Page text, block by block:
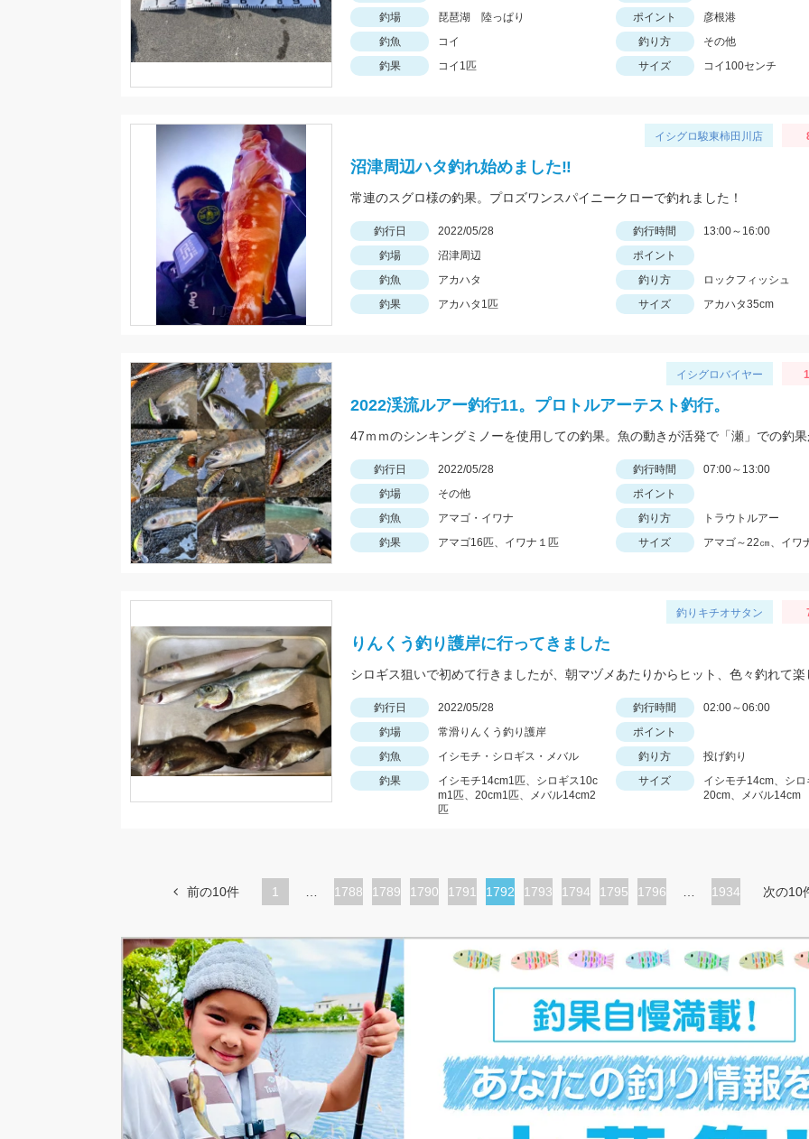
釣場
琵琶湖 陸っぱり ポイント
彦根港
釣魚
コイ 釣り方
その他
釣果
コイ1匹 サイズ コイ100センチ
イシグロ駿東柿田川店
沼津周辺ハタ釣れ始めました‼
常連のスグロ様の釣果。プロズワンスパイニークローで釣れました！
釣行日 2022/05/28 釣行時間
13:00～16:00
釣場
沼津周辺
ポイント
釣魚
アカハタ 釣り方
ロックフィッシュ
釣果
アカハタ1匹 サイズ アカハタ35cm
イシグロバイヤー
2022渓流ルアー釣行11。プロトルアーテスト釣行。
釣行日 2022/05/28 釣行時間
07:00～13:00
釣場
その他
ポイント
釣魚
アマゴ・イワナ 釣り方
トラウトルアー
釣果
アマゴ16匹、イワナ１匹 サイズ アマゴ～22㎝、イワ
釣りキチオサタン
りんくう釣り護岸に行ってきました
釣行日 2022/05/28 釣行時間
02:00～06:00
釣場
常滑りんくう釣り護岸
ポイント
釣魚
イシモチ・シロギス・メバル 釣り方
投げ釣り
釣果
イシモチ14cm1匹、シロギス10c
m1匹、20cm1匹、メバル14cm2
匹
サイズ
イシモチ14cm、シロ
20cm、メバル14cm
前の10件 1
ペ
1788
ペ
ジ
1789
ペ
1790
ペ
1791
カ
ト
ジ
1792
ペ
1793
ペ
1794
ペ
1795
ペ
1796 1934 次の10